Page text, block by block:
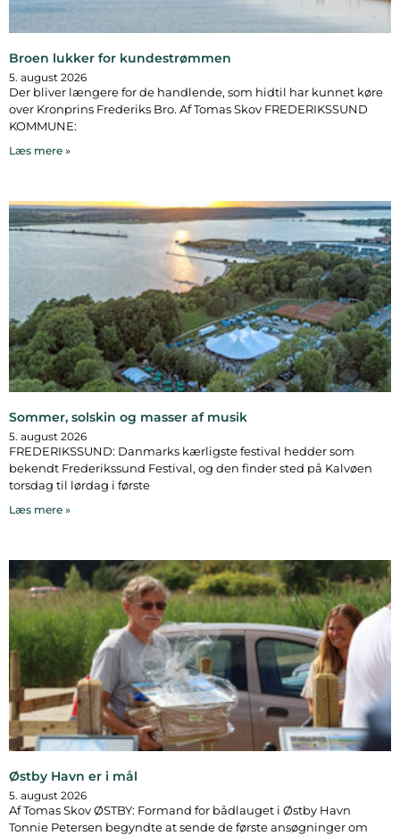
Broen lukker for kundestrømmen
5. august 2026
Der bliver længere for de handlende, som hidtil har kunnet køre
over Kronprins Frederiks Bro. Af Tomas Skov FREDERIKSSUND
KOMMUNE:
Læs mere »
Sommer, solskin og masser af musik
5. august 2026
FREDERIKSSUND: Danmarks kærligste festival hedder som
bekendt Frederikssund Festival, og den finder sted på Kalvøen
torsdag til lørdag i første
Læs mere »
Østby Havn er i mål
5. august 2026
Af Tomas Skov ØSTBY: Formand for bådlauget i Østby Havn
Tonnie Petersen begyndte at sende de første ansøgninger om